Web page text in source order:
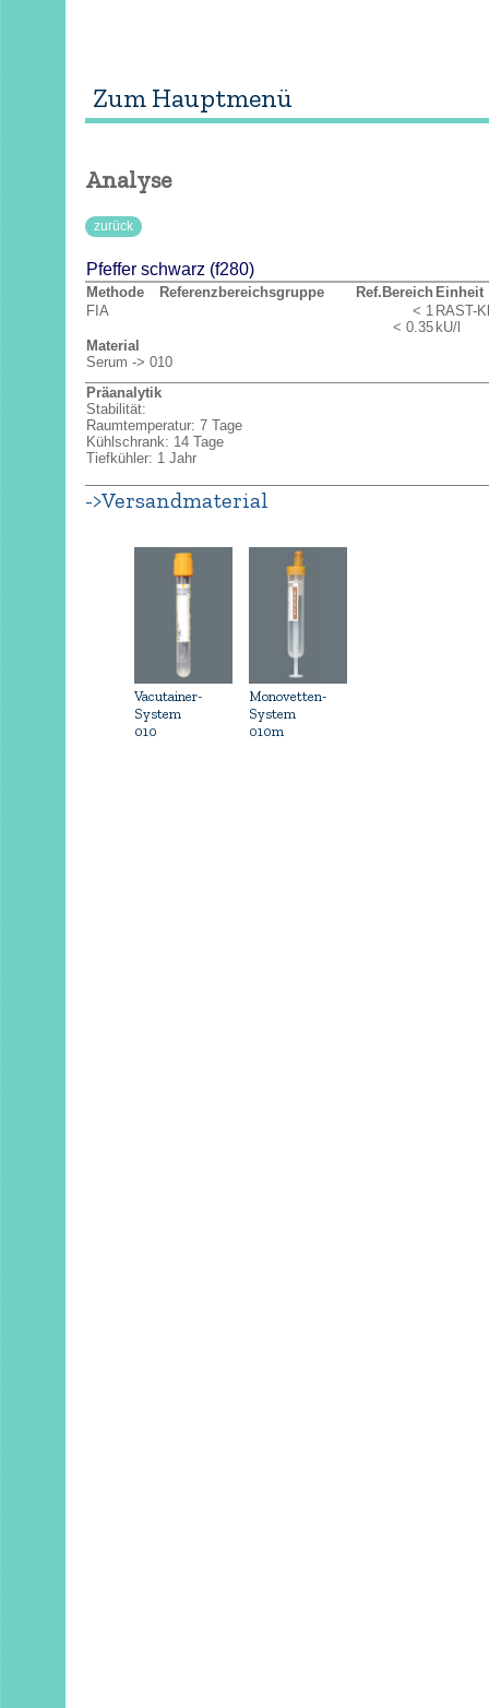
Zum Hauptmenü
Analyse
zurück
Pfeffer schwarz (f280)
Methode Referenzbereichsgruppe Ref.Bereich Einheit
FIA
< 1
< 0.35
RAST-
kU/l
Material
Serum -> 010
Präanalytik
Stabilität:
Raumtemperatur: 7 Tage
Kühlschrank: 14 Tage
Tiefkühler: 1 Jahr
->Versandmaterial
Vacutainer-
System
010
Monovetten-
System
010m